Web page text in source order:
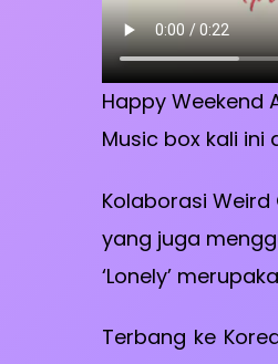
Happy Weekend
Music box kali ini
Kolaborasi Weird
yang juga
‘Lonely’
Terbang ke